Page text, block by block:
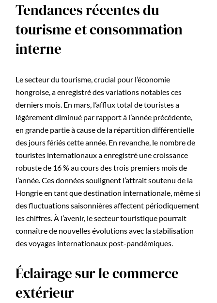
Tendances récentes du
tourisme et consommation
interne
Le secteur du tourisme, crucial pour l’économie
hongroise, a enregistré des variations notables ces
derniers mois. En mars, l’afflux total de touristes a
légèrement diminué par rapport à l’année précédente,
en grande partie à cause de la répartition différentielle
des jours fériés cette année. En revanche, le nombre de
touristes internationaux a enregistré une croissance
robuste de 16 % au cours des trois premiers mois de
l’année. Ces données soulignent l’attrait soutenu de la
Hongrie en tant que destination internationale, même si
des fluctuations saisonnières affectent périodiquement
les chiffres. À l’avenir, le secteur touristique pourrait
connaître de nouvelles évolutions avec la stabilisation
des voyages internationaux post-pandémiques.
Éclairage sur le commerce
extérieur